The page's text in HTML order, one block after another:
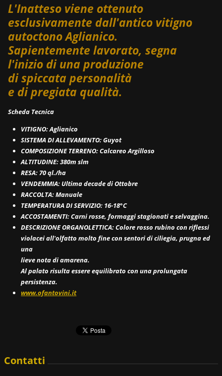
L'Inatteso viene ottenuto
esclusivamente dall'antico vitigno
autoctono Aglianico.
Sapientemente lavorato, segna
l'inizio di una produzione
di spiccata personalità
e di pregiata qualità.
Scheda Tecnica
VITIGNO: Aglianico
SISTEMA DI ALLEVAMENTO: Guyot
COMPOSIZIONE TERRENO: Calcareo Argilloso
ALTITUDINE: 380m slm
RESA: 70 ql./ha
VENDEMMIA: Ultima decade di Ottobre
RACCOLTA: Manuale
TEMPERATURA DI SERVIZIO: 16-18°C
ACCOSTAMENTI: Carni rosse, formaggi stagionati e selvaggina.
DESCRIZIONE ORGANOLETTICA: Colore rosso rubino con riflessi
violacei all'olfatto molto fine con sentori di ciliegia, prugna ed
una
lieve nota di amarena.
Al palato risulta essere equilibrato con una prolungata
persistenza.
www.ofantovini.it
Contatti